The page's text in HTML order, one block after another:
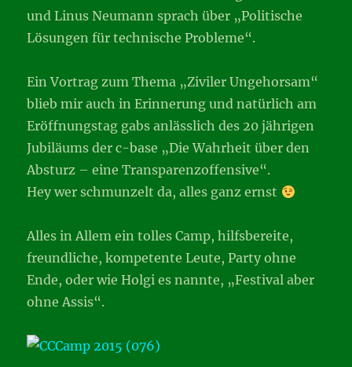
und Linus Neumann sprach über „Politische
Lösungen für technische Probleme“.
Ein Vortrag zum Thema „Ziviler Ungehorsam“
blieb mir auch in Erinnerung und natürlich am
Eröffnungstag gabs anlässlich des 20 jährigen
Jubiläums der c-base „Die Wahrheit über den
Absturz – eine Transparenzoffensive“.
Hey wer schmunzelt da, alles ganz ernst
Alles in Allem ein tolles Camp, hilfsbereite,
freundliche, kompetente Leute, Party ohne
Ende, oder wie Holgi es nannte, „Festival aber
ohne Assis“.